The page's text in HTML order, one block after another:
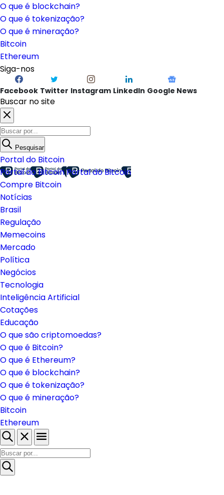
O que é blockchain?
O que é tokenização?
O que é mineração?
Bitcoin
Ethereum
Siga-nos
Facebook Twitter Instagram LinkedIn Google News
Buscar no site
Pesquisar
Portal do Bitcoin
Portal do BitcoinPortal do Bitcoin
Compre Bitcoin
Notícias
Brasil
Regulação
Memecoins
Mercado
Política
Negócios
Tecnologia
Inteligência Artificial
Cotações
Educação
O que são criptomoedas?
O que é Bitcoin?
O que é Ethereum?
O que é blockchain?
O que é tokenização?
O que é mineração?
Bitcoin
Ethereum